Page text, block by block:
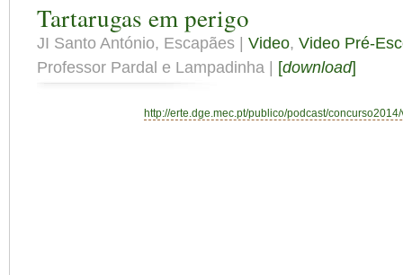
Tartarugas em perigo
JI Santo António, Escapães | Video, Video Pré-
Professor Pardal e Lampadinha | [download]
http://erte.dge.mec.pt/publico/podcast/